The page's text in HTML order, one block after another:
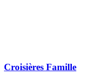
Croisières Famille